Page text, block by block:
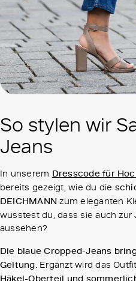
So stylen wir
Jeans
In unserem Dresscode für
bereits gezeigt, wie du die
DEICHMANN zum eleganten
wusstest du, dass sie auch zur
aussehen?
Die blaue Cropped-Jeans
Geltung.Ergänzt wird das
Häkel-Oberteil und